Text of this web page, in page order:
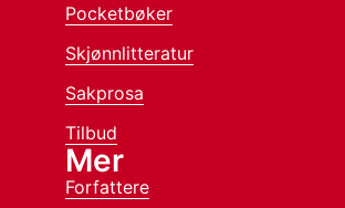
Pocketbøker
Skjønnlitteratur
Sakprosa
Tilbud
Mer
Forfattere